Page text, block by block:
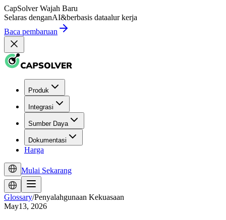
CapSolver Wajah Baru
Selaras denganAI&berbasis dataalur kerja
Baca pembaruan
Produk
Integrasi
Sumber Daya
Dokumentasi
Harga
Mulai Sekarang
Glossary/Penyalahgunaan Kekuasaan
May13, 2026